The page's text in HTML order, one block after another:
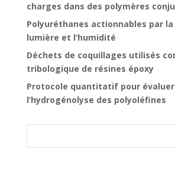
charges dans des polymères
Polyuréthanes actionnables par
lumière et l’humidité
Déchets de coquillages utilisés
tribologique de résines époxy
Protocole quantitatif pour évaluer
l’hydrogénolyse des polyoléfines